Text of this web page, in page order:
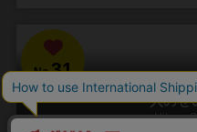
No.31
人のせ
Hitono